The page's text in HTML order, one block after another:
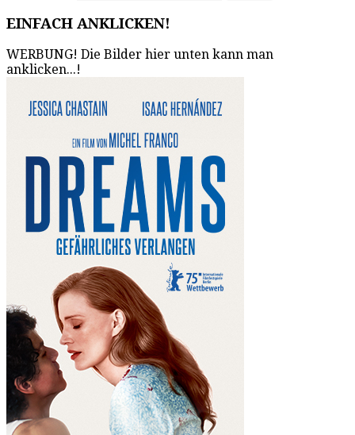
EINFACH ANKLICKEN!
WERBUNG! Die Bilder hier unten kann man
anklicken...!